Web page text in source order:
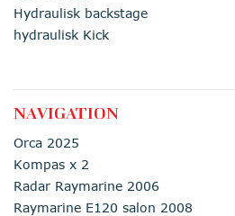
Hydraulisk backstage
hydraulisk Kick
NAVIGATION
Orca 2025
Kompas x 2
Radar Raymarine 2006
Raymarine E120 salon 2008